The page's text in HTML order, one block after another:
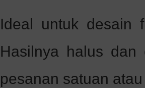
Ideal untuk desain
Hasilnya halus dan
pesanan satuan